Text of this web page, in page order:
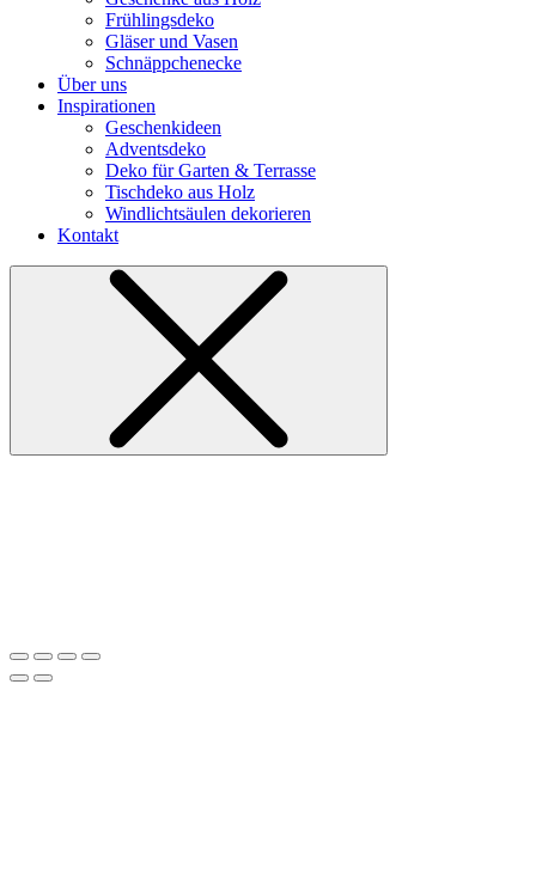
Frühlingsdeko
Gläser und Vasen
Schnäppchenecke
Über uns
Inspirationen
Geschenkideen
Adventsdeko
Deko für Garten & Terrasse
Tischdeko aus Holz
Windlichtsäulen dekorieren
Kontakt